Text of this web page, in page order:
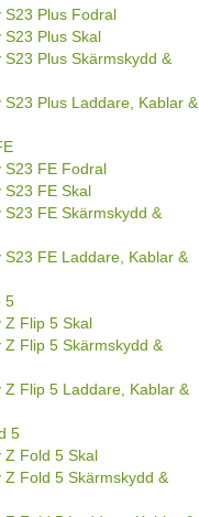
S23 Plus Fodral
Plus Skal
Plus Skärmskydd &
Plus Laddare, Kablar &
S23 FE Fodral
S23 FE Skal
FE Skärmskydd &
S23 FE Laddare, Kablar &
5
Z Flip 5 Skal
Z Flip 5 Skärmskydd &
Z Flip 5 Laddare, Kablar &
5
Z Fold 5 Skal
Z Fold 5 Skärmskydd &